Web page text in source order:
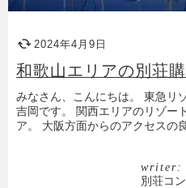
2024年4月9日
和歌山エリアの別荘
みなさん、こんにちは。 東急リ
吉岡です。 関西エリアのリゾー
ア。 大阪方面からのアクセスの
writer:
別荘コ